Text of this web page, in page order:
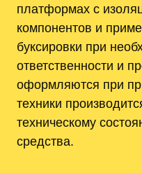
платформах с
компонентов и
буксировки при
ответственности и
оформляются при
техники
техническому
средства.